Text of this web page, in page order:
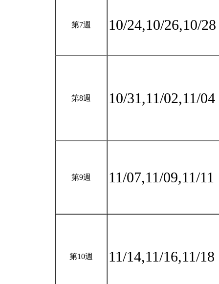
第7週 10/24,10/26,10/
第8週 10/31,11/02,11/04
第9週 11/07,11/09,11/11
第10週 11/14,11/16,11/18